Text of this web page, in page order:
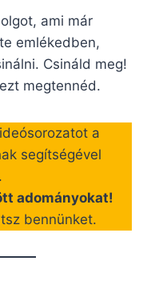
ami már
emlékedben,
Csináld meg!
megtennéd.
a
segítségével
adományokat!
bennünket.